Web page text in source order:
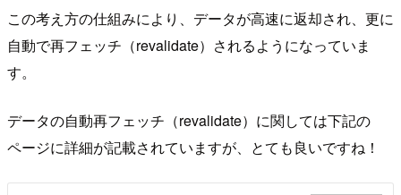
この考え方の仕組みにより、データが高速に返却され、更に
自動で再フェッチ（revalidate）されるようになっていま
す。
データの自動再フェッチ（revalidate）に関しては下記の
ページに詳細が記載されていますが、とても良いですね！